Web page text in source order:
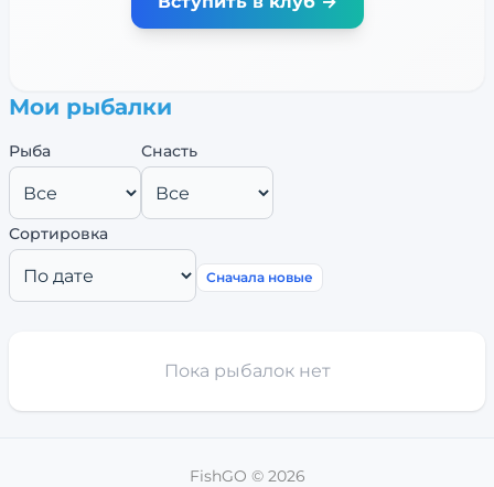
Мои рыбалки
Рыба Снасть
Сортировка
Сначала новые
Пока рыбалок нет
FishGO © 2026